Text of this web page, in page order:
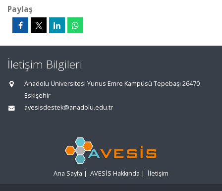
Paylaş
İletişim Bilgileri
Anadolu Üniversitesi Yunus Emre Kampüsü Tepebaşı 26470
Eskişehir
avesisdestek@anadolu.edu.tr
Ana Sayfa | AVESİS Hakkında | İletişim